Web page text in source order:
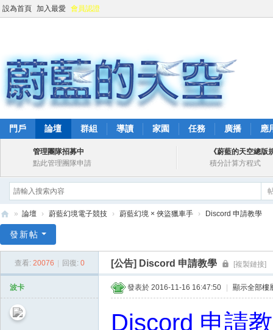
設為首頁 加入最愛 會員認證
門戶 論壇 群組 導讀 家園 任務 廣播 應
管理團隊招募中
點此管理團隊申請
《蔚藍的天空總版
積分計算方程式
藍
» 論壇 › 蔚藍幻境電子競技 › 蔚藍幻境 × 俠盜獵車手 › Discord 申請教學
發新帖
查看: 20076 回復: 0 [公告] Discord 申請教學 [複製鏈接]
波卡 發表於 2016-11-16 16:47:50 顯示全部樓
Discord 申請